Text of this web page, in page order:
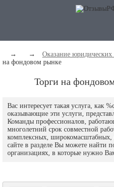
→ → Оказание
на фондовом рынке
Торги на
Вас интересует такая услуга, как
оказывающие эти услуги,
Команды профессионалов,
многолетний срок совместной
комплексных, широкомасштабных,
сайте в разделе Вы можете найти
организациях, в которые нужно